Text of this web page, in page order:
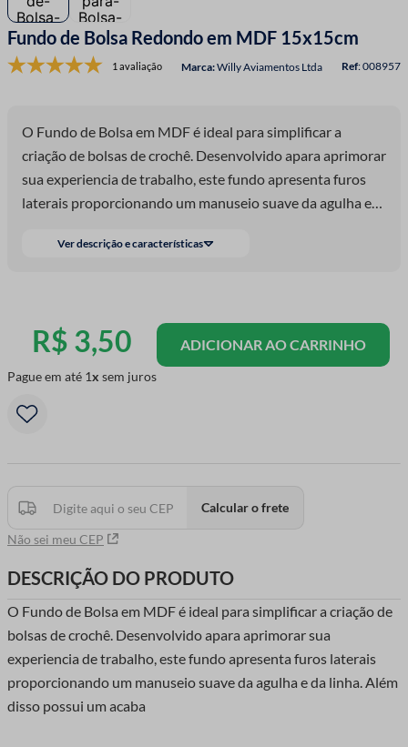
Fundo de Bolsa Redondo em MDF 15x15cm
1 avaliação Willy Aviamentos Ltda :008957
O Fundo de Bolsa em MDF é ideal para simplificar a
criação de bolsas de crochê. Desenvolvido apara aprimorar
sua experiencia de trabalho, este fundo apresenta furos
laterais proporcionando um manuseio suave da agulha e
Ver descrição e características
R$ 3,50
Pague em até 1 sem juros
ADICIONAR AO CARRINHO
Não sei meu CEP
Calcular o frete
DESCRIÇÃO DO PRODUTO
O Fundo de Bolsa em MDF é ideal para simplificar a criação de
bolsas de crochê. Desenvolvido apara aprimorar sua
experiencia de trabalho, este fundo apresenta furos laterais
proporcionando um manuseio suave da agulha e da linha. Além
disso possui um acaba